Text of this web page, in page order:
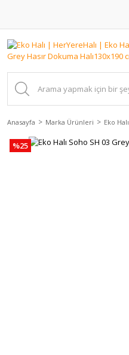
Anasayfa Marka Ürünleri Eko Halı
%25